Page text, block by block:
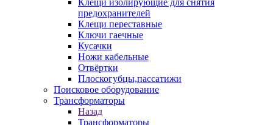
Клещи изолирующие для снятия
предохранителей
Клещи переставные
Ключи гаечные
Кусачки
Ножи кабельные
Отвёртки
Плоскогубцы,пассатижи
Поисковое оборудование
Трансформаторы
Назад
Трансформаторы